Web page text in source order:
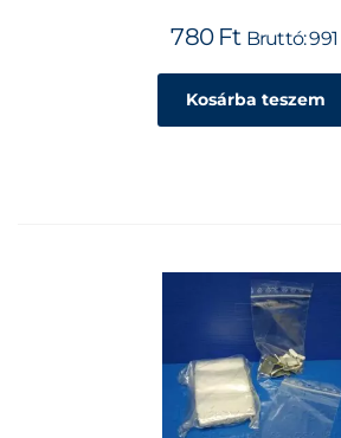
780 Ft Bruttó:991
Kosárba teszem